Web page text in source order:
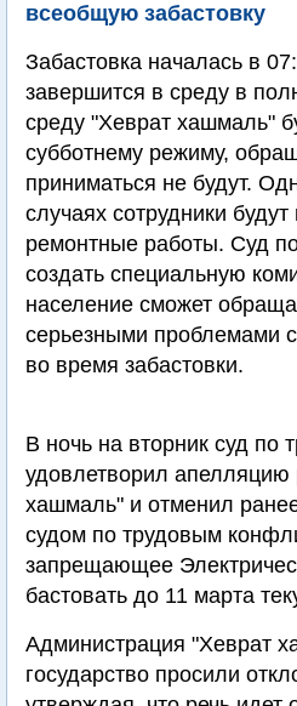
всеобщую забастовку
Забастовка началась в
завершится в среду в
среду "Хеврат хашмаль"
субботнему режиму,
приниматься не будут.
случаях сотрудники
ремонтные работы. Суд
создать специальную
население сможет
серьезными проблемами
во время забастовки.
В ночь на вторник суд по
удовлетворил апелляцию
хашмаль" и отменил
судом по трудовым
запрещающее
бастовать до 11 марта
Администрация "Хеврат
государство просили